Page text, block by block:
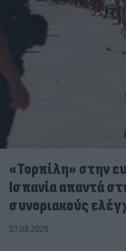
«Τορπίλη» στην
Ισπανία απαντά
συνοριακούς
07.08.2026